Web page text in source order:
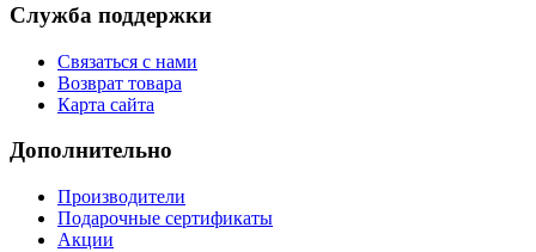
Служба поддержки
Связаться с нами
Возврат товара
Карта сайта
Дополнительно
Производители
Подарочные сертификаты
Акции